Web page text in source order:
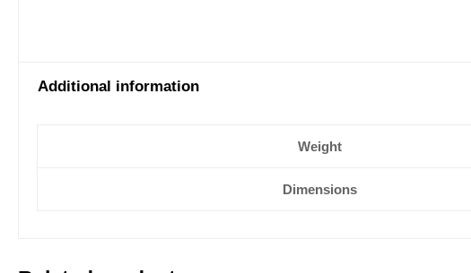
Additional information
Weight
Dimensions